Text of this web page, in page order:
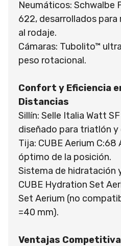
Neumáticos: Schwalbe
622, desarrollados para
al rodaje.
Cámaras: Tubolito™
peso rotacional.
Confort y Eficiencia
Distancias
Sillín: Selle Italia Watt
diseñado para triatlón
Tija: CUBE Aerium
óptimo de la posición.
Sistema de hidratación
CUBE Hydration Set
Set Aerium (no
=40 mm).
Ventajas